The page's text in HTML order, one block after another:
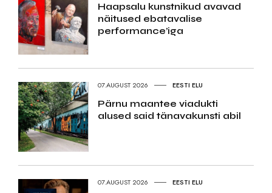
Haapsalu kunstnikud avavad
näitused ebatavalise
performance’iga
07.AUGUST 2026 EESTI ELU
Pärnu maantee viadukti
alused said tänavakunsti abil
07.AUGUST 2026 EESTI ELU